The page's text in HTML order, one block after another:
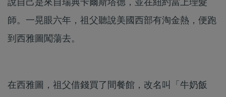
說自己是來自瑞典卡爾斯塔德，並在紐約當上理髮
師。一晃眼六年，祖父聽說美國西部有淘金熱，便跑
到西雅圖闖蕩去。
在西雅圖，祖父借錢買了間餐館，改名叫「牛奶飯